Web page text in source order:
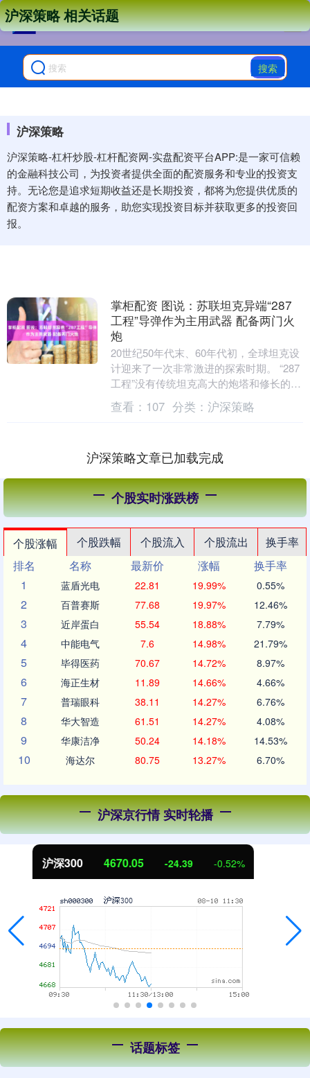
搜索
沪深策略
沪深策略-杠杆炒股-杠杆配资网-实盘配资平台APP:是一家可信赖
的金融科技公司，为投资者提供全面的配资服务和专业的投资支
持。无论您是追求短期收益还是长期投资，都将为您提供优质的
配资方案和卓越的服务，助您实现投资目标并获取更多的投资回
报。
沪深策略 相关话题
掌柜配资 图说：苏联坦克异端“287
工程”导弹作为主用武器 配备两门火
炮
20世纪50年代末、60年代初，全球坦克设
计迎来了一次非常激进的探索时期。 “287
工程”没有传统坦克高大的炮塔和修长的主
炮。 威力强大的空心装药破甲弹、反坦
克....
查看： 107 分类： 沪深策略
沪深策略文章已加载完成
个股实时涨跌榜
个股涨幅 个股跌幅 个股流入 个股流出
换手率
排名
名称 最新价 涨幅
换手率
1
蓝盾光电 22.81 19.99% 0.55%
2 百普赛斯 77.68 19.97% 12.46%
3 近岸蛋白 55.54 18.88% 7.79%
4 中能电气 7.6 14.98% 21.79%
5 毕得医药 70.67 14.72% 8.97%
6 海正生材 11.89 14.66% 4.66%
7 普瑞眼科 38.11 14.27% 6.76%
8 华大智造 61.51 14.27% 4.08%
9 华康洁净 50.24 14.18% 14.53%
10 海达尔 80.75 13.27% 6.70%
沪深京行情 实时轮播
北证50 1125.45 -8.79 -0.78%
话题标签